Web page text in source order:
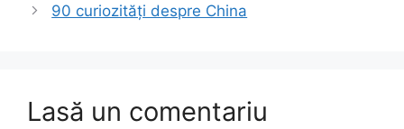
90 curiozități despre China
Lasă un comentariu